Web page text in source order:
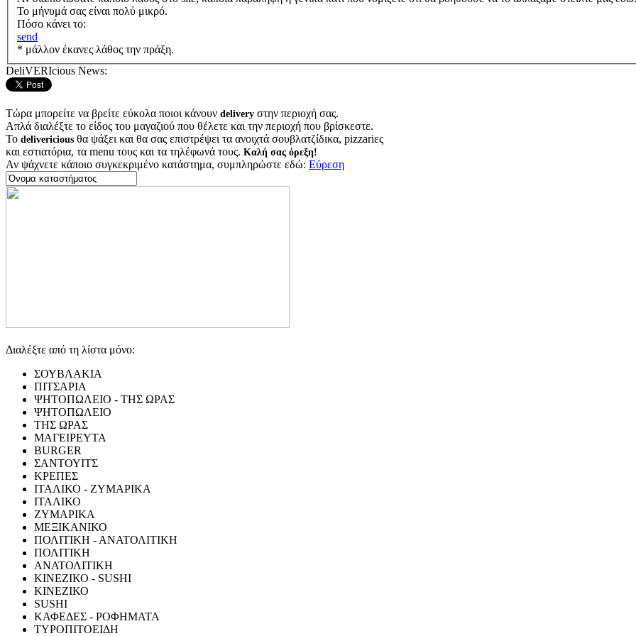
Το μήνυμά σας είναι πολύ μικρό.
Πόσο κάνει το:
send
* μάλλον έκανες λάθος την πράξη.
DeliVERIcious News:
Τώρα μπορείτε να βρείτε εύκολα ποιοι κάνουν delivery στην περιοχή σας.
Απλά διαλέξτε το είδος του μαγαζιού που θέλετε και την περιοχή που βρίσκεστε.
Το delivericious θα ψάξει και θα σας επιστρέψει τα ανοιχτά σουβλατζίδικα, pizzariες
και εστιατόρια, τα menu τους και τα τηλέφωνά τους. Καλή σας όρεξη!
Αν ψάχνετε κάποιο συγκεκριμένο κατάστημα, συμπληρώστε εδώ: Εύρεση
Διαλέξτε από τη λίστα μόνο:
ΣΟΥΒΛΑΚΙΑ
ΠΙΤΣΑΡΙΑ
ΨΗΤΟΠΩΛΕΙΟ - ΤΗΣ ΩΡΑΣ
ΨΗΤΟΠΩΛΕΙΟ
ΤΗΣ ΩΡΑΣ
ΜΑΓΕΙΡΕΥΤΑ
BURGER
ΣΑΝΤΟΥΙΤΣ
ΚΡΕΠΕΣ
ΙΤΑΛΙΚΟ - ΖΥΜΑΡΙΚΑ
ΙΤΑΛΙΚΟ
ΖΥΜΑΡΙΚΑ
ΜΕΞΙΚΑΝΙΚΟ
ΠΟΛΙΤΙΚΗ - ΑΝΑΤΟΛΙΤΙΚΗ
ΠΟΛΙΤΙΚΗ
ΑΝΑΤΟΛΙΤΙΚΗ
ΚΙΝΕΖΙΚΟ - SUSHI
ΚΙΝΕΖΙΚΟ
SUSHI
ΚΑΦΕΔΕΣ - ΡΟΦΗΜΑΤΑ
ΤΥΡΟΠΙΤΟΕΙΔΗ